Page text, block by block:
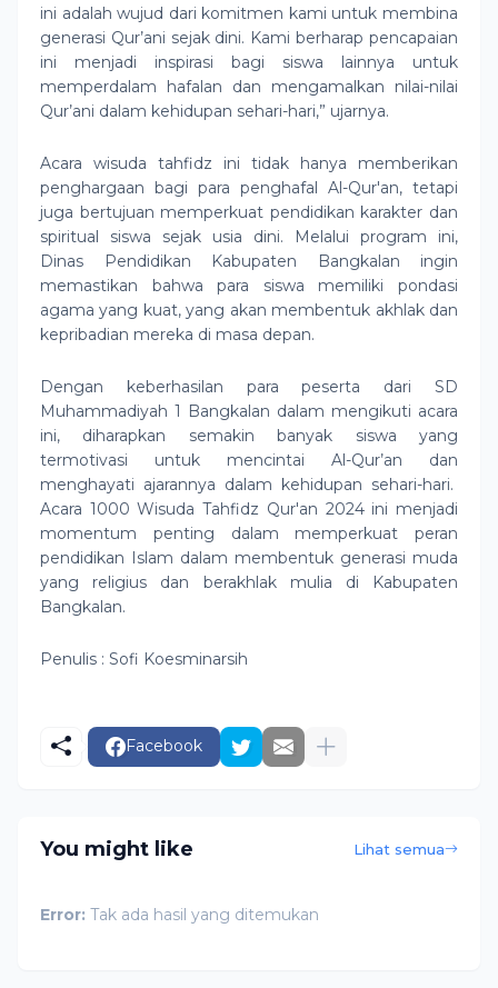
ini adalah wujud dari komitmen kami untuk membina
generasi Qur’ani sejak dini. Kami berharap pencapaian
ini menjadi inspirasi bagi siswa lainnya untuk
memperdalam hafalan dan mengamalkan nilai-nilai
Qur’ani dalam kehidupan sehari-hari,” ujarnya.
Acara wisuda tahfidz ini tidak hanya memberikan
penghargaan bagi para penghafal Al-Qur'an, tetapi
juga bertujuan memperkuat pendidikan karakter dan
spiritual siswa sejak usia dini. Melalui program ini,
Dinas Pendidikan Kabupaten Bangkalan ingin
memastikan bahwa para siswa memiliki pondasi
agama yang kuat, yang akan membentuk akhlak dan
kepribadian mereka di masa depan.
Dengan keberhasilan para peserta dari SD
Muhammadiyah 1 Bangkalan dalam mengikuti acara
ini, diharapkan semakin banyak siswa yang
termotivasi untuk mencintai Al-Qur’an dan
menghayati ajarannya dalam kehidupan sehari-hari.
Acara 1000 Wisuda Tahfidz Qur'an 2024 ini menjadi
momentum penting dalam memperkuat peran
pendidikan Islam dalam membentuk generasi muda
yang religius dan berakhlak mulia di Kabupaten
Bangkalan.
Penulis : Sofi Koesminarsih
Facebook
You might like Lihat semua
Error: Tak ada hasil yang ditemukan